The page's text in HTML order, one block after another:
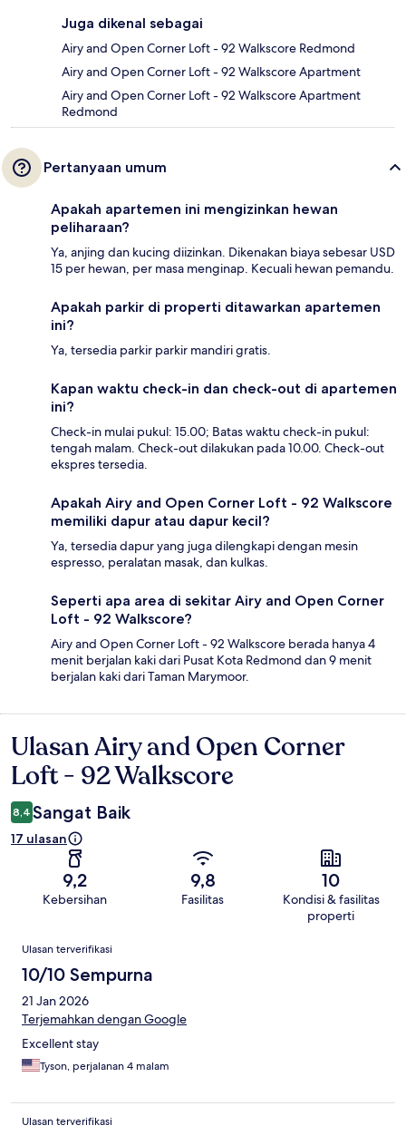
Juga dikenal sebagai
Airy and Open Corner Loft - 92 Walkscore Redmond
Airy and Open Corner Loft - 92 Walkscore Apartment
Airy and Open Corner Loft - 92 Walkscore Apartment
Redmond
Pertanyaan umum
Apakah apartemen ini mengizinkan hewan
peliharaan?
Ya, anjing dan kucing diizinkan. Dikenakan biaya sebesar USD
15 per hewan, per masa menginap. Kecuali hewan pemandu.
Apakah parkir di properti ditawarkan apartemen
ini?
Ya, tersedia parkir parkir mandiri gratis.
Kapan waktu check-in dan check-out di apartemen
ini?
Check-in mulai pukul: 15.00; Batas waktu check-in pukul:
tengah malam. Check-out dilakukan pada 10.00. Check-out
ekspres tersedia.
Apakah Airy and Open Corner Loft - 92 Walkscore
memiliki dapur atau dapur kecil?
Ya, tersedia dapur yang juga dilengkapi dengan mesin
espresso, peralatan masak, dan kulkas.
Seperti apa area di sekitar Airy and Open Corner
Loft - 92 Walkscore?
Airy and Open Corner Loft - 92 Walkscore berada hanya 4
menit berjalan kaki dari Pusat Kota Redmond dan 9 menit
berjalan kaki dari Taman Marymoor.
Ulasan
Ulasan Airy and Open Corner
Loft - 92 Walkscore
8,4 Sangat Baik
17 ulasan
9,2
Kebersihan
9,8
Fasilitas
10
Kondisi & fasilitas
properti
Ulasan
Ulasan terverifikasi
10/10 Sempurna
21 Jan 2026
Terjemahkan dengan Google
Excellent stay
Tyson, perjalanan 4 malam
Ulasan terverifikasi